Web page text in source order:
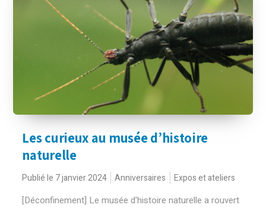
Les curieux au musée d’histoire
naturelle
Publié le 7 janvier 2024 Anniversaires Expos et ateliers
[Déconfinement] Le musée d'histoire naturelle a rouvert